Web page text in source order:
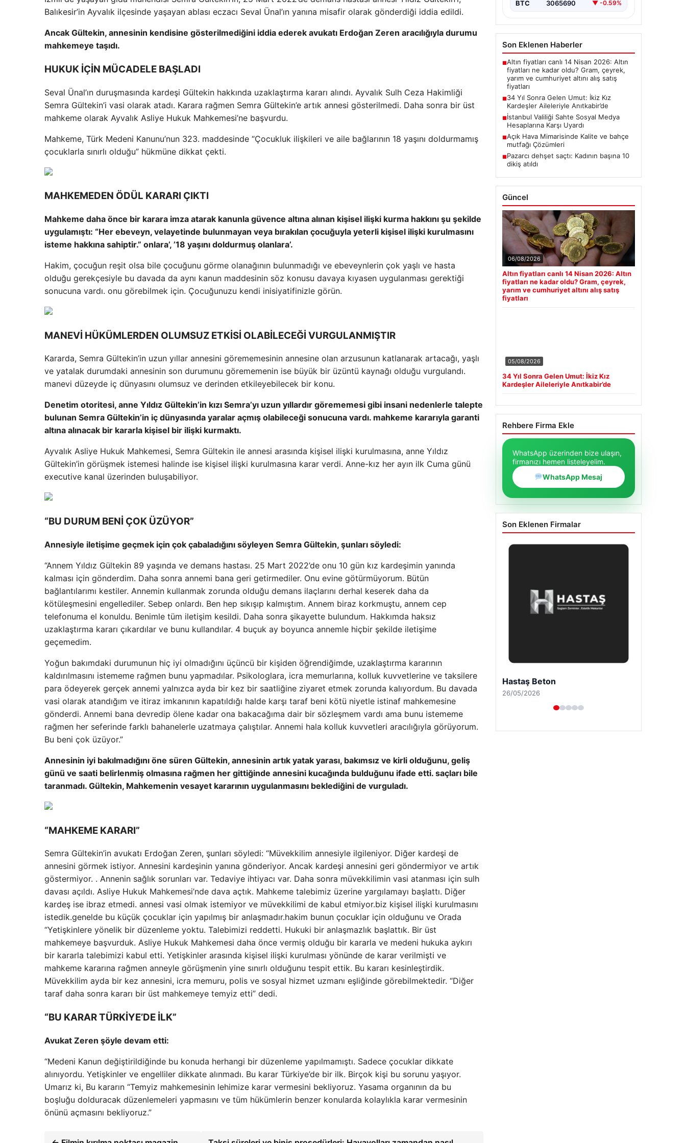
Balıkesir’in Ayvalık ilçesinde yaşayan ablası eczacı Seval Ünal’ın yanına misafir olarak gönderdiği iddia edildi.
Ancak Gültekin, annesinin kendisine gösterilmediğini iddia ederek avukatı Erdoğan Zeren aracılığıyla durumu
mahkemeye taşıdı.
HUKUK İÇİN MÜCADELE BAŞLADI
Seval Ünal’ın duruşmasında kardeşi Gültekin hakkında uzaklaştırma kararı alındı. Ayvalık Sulh Ceza Hakimliği
Semra Gültekin’i vasi olarak atadı. Karara rağmen Semra Gültekin’e artık annesi gösterilmedi. Daha sonra bir üst
mahkeme olarak Ayvalık Asliye Hukuk Mahkemesi’ne başvurdu.
Mahkeme, Türk Medeni Kanunu’nun 323. maddesinde “Çocukluk ilişkileri ve aile bağlarının 18 yaşını doldurmamış
çocuklarla sınırlı olduğu” hükmüne dikkat çekti.
MAHKEMEDEN ÖDÜL KARARI ÇIKTI
Mahkeme daha önce bir karara imza atarak kanunla güvence altına alınan kişisel ilişki kurma hakkını şu şekilde
uygulamıştı: “Her ebeveyn, velayetinde bulunmayan veya bırakılan çocuğuyla yeterli kişisel ilişki kurulmasını
isteme hakkına sahiptir.” onlara’, ’18 yaşını doldurmuş olanlara’.
Hakim, çocuğun reşit olsa bile çocuğunu görme olanağının bulunmadığı ve ebeveynlerin çok yaşlı ve hasta
olduğu gerekçesiyle bu davada da aynı kanun maddesinin söz konusu davaya kıyasen uygulanması gerektiği
sonucuna vardı. onu görebilmek için. Çocuğunuzu kendi inisiyatifinizle görün.
MANEVİ HÜKÜMLERDEN OLUMSUZ ETKİSİ OLABİLECEĞİ VURGULANMIŞTIR
Kararda, Semra Gültekin’in uzun yıllar annesini görememesinin annesine olan arzusunun katlanarak artacağı, yaşlı
ve yatalak durumdaki annesinin son durumunu görememenin ise büyük bir üzüntü kaynağı olduğu vurgulandı.
manevi düzeyde iç dünyasını olumsuz ve derinden etkileyebilecek bir konu.
Denetim otoritesi, anne Yıldız Gültekin’in kızı Semra’yı uzun yıllardır görememesi gibi insani nedenlerle talepte
bulunan Semra Gültekin’in iç dünyasında yaralar açmış olabileceği sonucuna vardı. mahkeme kararıyla garanti
altına alınacak bir kararla kişisel bir ilişki kurmaktı.
Ayvalık Asliye Hukuk Mahkemesi, Semra Gültekin ile annesi arasında kişisel ilişki kurulmasına, anne Yıldız
Gültekin’in görüşmek istemesi halinde ise kişisel ilişki kurulmasına karar verdi. Anne-kız her ayın ilk Cuma günü
executive kanal üzerinden buluşabiliyor.
“BU DURUM BENİ ÇOK ÜZÜYOR”
Annesiyle iletişime geçmek için çok çabaladığını söyleyen Semra Gültekin, şunları söyledi:
“Annem Yıldız Gültekin 89 yaşında ve demans hastası. 25 Mart 2022’de onu 10 gün kız kardeşimin yanında
kalması için gönderdim. Daha sonra annemi bana geri getirmediler. Onu evine götürmüyorum. Bütün
bağlantılarımı kestiler. Annemin kullanmak zorunda olduğu demans ilaçlarını derhal keserek daha da
kötüleşmesini engellediler. Sebep onlardı. Ben hep sıkışıp kalmıştım. Annem biraz korkmuştu, annem cep
telefonuma el konuldu. Benimle tüm iletişim kesildi. Daha sonra şikayette bulundum. Hakkımda haksız
uzaklaştırma kararı çıkardılar ve bunu kullandılar. 4 buçuk ay boyunca annemle hiçbir şekilde iletişime
geçemedim.
Yoğun bakımdaki durumunun hiç iyi olmadığını üçüncü bir kişiden öğrendiğimde, uzaklaştırma kararının
kaldırılmasını istememe rağmen bunu yapmadılar. Psikologlara, icra memurlarına, kolluk kuvvetlerine ve taksilere
para ödeyerek gerçek annemi yalnızca ayda bir kez bir saatliğine ziyaret etmek zorunda kalıyordum. Bu davada
vasi olarak atandığım ve itiraz imkanının kapatıldığı halde karşı taraf beni kötü niyetle istinaf mahkemesine
gönderdi. Annemi bana devredip ölene kadar ona bakacağıma dair bir sözleşmem vardı ama bunu istememe
rağmen her seferinde farklı bahanelerle uzatmaya çalıştılar. Annemi hala kolluk kuvvetleri aracılığıyla görüyorum.
Bu beni çok üzüyor.”
Annesinin iyi bakılmadığını öne süren Gültekin, annesinin artık yatak yarası, bakımsız ve kirli olduğunu, geliş
günü ve saati belirlenmiş olmasına rağmen her gittiğinde annesini kucağında bulduğunu ifade etti. saçları bile
taranmadı. Gültekin, Mahkemenin vesayet kararının uygulanmasını beklediğini de vurguladı.
“MAHKEME KARARI”
Semra Gültekin’in avukatı Erdoğan Zeren, şunları söyledi: “Müvekkilim annesiyle ilgileniyor. Diğer kardeşi de
annesini görmek istiyor. Annesini kardeşinin yanına gönderiyor. Ancak kardeşi annesini geri göndermiyor ve artık
göstermiyor. . Annenin sağlık sorunları var. Tedaviye ihtiyacı var. Daha sonra müvekkilimin vasi atanması için sulh
davası açıldı. Asliye Hukuk Mahkemesi’nde dava açtık. Mahkeme talebimiz üzerine yargılamayı başlattı. Diğer
kardeş ise ibraz etmedi. annesi vasi olmak istemiyor ve müvekkilimi de kabul etmiyor.biz kişisel ilişki kurulmasını
istedik.genelde bu küçük çocuklar için yapılmış bir anlaşmadır.hakim bunun çocuklar için olduğunu ve Orada
“Yetişkinlere yönelik bir düzenleme yoktu. Talebimizi reddetti. Hukuki bir anlaşmazlık başlattık. Bir üst
mahkemeye başvurduk. Asliye Hukuk Mahkemesi daha önce vermiş olduğu bir kararla ve medeni hukuka aykırı
bir kararla talebimizi kabul etti. Yetişkinler arasında kişisel ilişki kurulması yönünde de karar verilmişti ve
mahkeme kararına rağmen anneyle görüşmenin yine sınırlı olduğunu tespit ettik. Bu kararı kesinleştirdik.
Müvekkilim ayda bir kez annesini, icra memuru, polis ve sosyal hizmet uzmanı eşliğinde görebilmektedir. “Diğer
taraf daha sonra kararı bir üst mahkemeye temyiz etti” dedi.
“BU KARAR TÜRKİYE’DE İLK”
Avukat Zeren şöyle devam etti:
“Medeni Kanun değiştirildiğinde bu konuda herhangi bir düzenleme yapılmamıştı. Sadece çocuklar dikkate
alınıyordu. Yetişkinler ve engelliler dikkate alınmadı. Bu karar Türkiye’de bir ilk. Birçok kişi bu sorunu yaşıyor.
Umarız ki, Bu kararın “Temyiz mahkemesinin lehimize karar vermesini bekliyoruz. Yasama organının da bu
boşluğu dolduracak düzenlemeleri yapmasını ve tüm hükümlerin benzer konularda kolaylıkla karar vermesinin
önünü açmasını bekliyoruz.”
BTC 3065690 ▼ -0.59%
Son Eklenen Haberler
■Altın fiyatları canlı 14 Nisan 2026: Altın
fiyatları ne kadar oldu? Gram, çeyrek,
yarım ve cumhuriyet altını alış satış
fiyatları
■34 Yıl Sonra Gelen Umut: İkiz Kız
Kardeşler Aileleriyle Anıtkabir’de
■İstanbul Valiliği Sahte Sosyal Medya
Hesaplarına Karşı Uyardı
■Açık Hava Mimarisinde Kalite ve bahçe
mutfağı Çözümleri
■Pazarcı dehşet saçtı: Kadının başına 10
dikiş atıldı
Güncel
06/08/2026
Altın fiyatları canlı 14 Nisan 2026: Altın
fiyatları ne kadar oldu? Gram, çeyrek,
yarım ve cumhuriyet altını alış satış
fiyatları
05/08/2026
34 Yıl Sonra Gelen Umut: İkiz Kız
Kardeşler Aileleriyle Anıtkabir’de
Rehbere Firma Ekle
WhatsApp üzerinden bize ulaşın,
firmanızı hemen listeleyelim.
WhatsApp Mesaj
Son Eklenen Firmalar
Enes Kaplan Avukatlık Bürosu
28/04/2026